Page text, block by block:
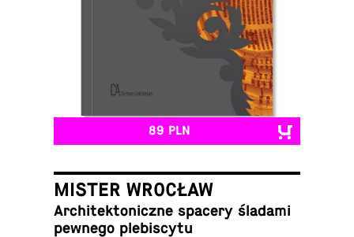
89 PLN
MISTER WROCŁAW
Ar­chi­tek­to­nicz­ne spacery śladami
pewnego plebiscytu